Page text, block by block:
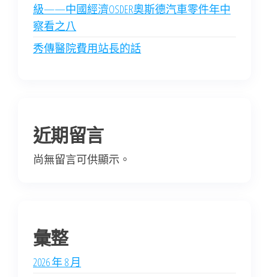
級——中國經濟OSDER奧斯德汽車零件年中
察看之八
秀傳醫院費用站長的話
近期留言
尚無留言可供顯示。
彙整
2026 年 8 月